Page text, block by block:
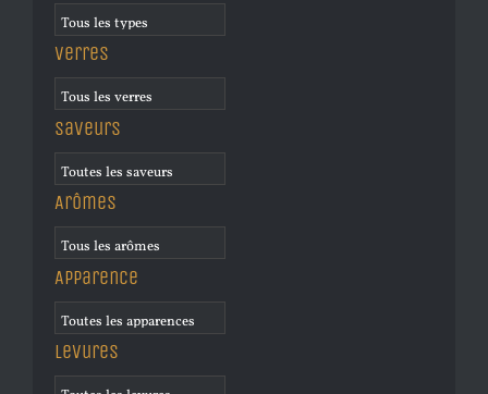
Verres
Saveurs
Arômes
Apparence
Levures